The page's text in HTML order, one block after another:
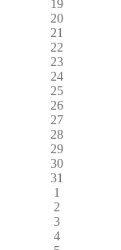
19
20
21
22
23
24
25
26
27
28
29
30
31
1
2
3
4